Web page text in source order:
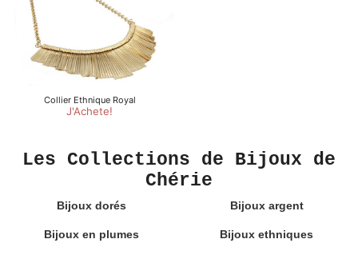
Les Collections de Bijoux de
Chérie
Bijoux dorés Bijoux argent
Bijoux en plumes Bijoux ethniques